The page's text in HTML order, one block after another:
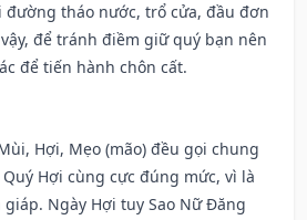
tháo nước, trổ cửa, đầu đơn
để tránh điềm giữ quý bạn nên
để tiến hành chôn cất.
Hợi, Mẹo (mão) đều gọi chung
Hợi cùng cực đúng mức, vì là
giáp. Ngày Hợi tuy Sao Nữ Đăng